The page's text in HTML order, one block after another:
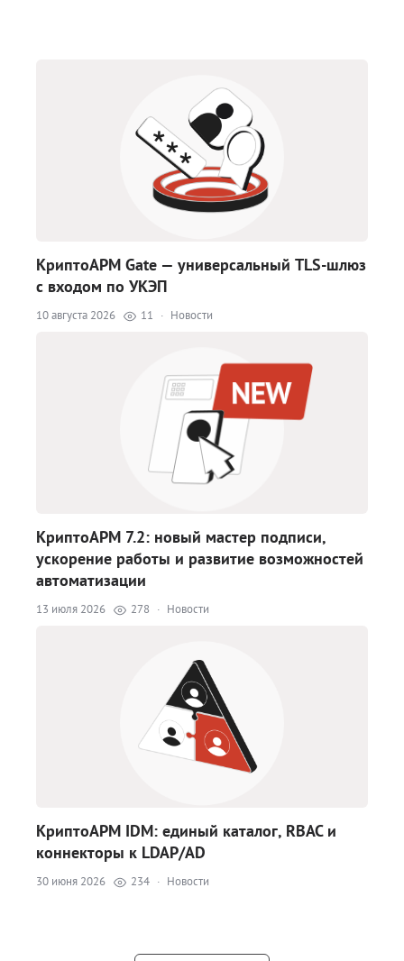
КриптоАРМ Gate — универсальный TLS-шлюз
с входом по УКЭП
10 августа 2026 11 · Новости
КриптоАРМ 7.2: новый мастер подписи,
ускорение работы и развитие возможностей
автоматизации
13 июля 2026 278 · Новости
КриптоАРМ IDM: единый каталог, RBAC и
коннекторы к LDAP/AD
30 июня 2026 234 · Новости